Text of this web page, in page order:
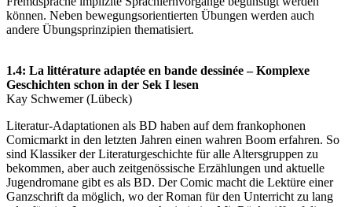
können. Neben bewegungsorientierten Übungen werden auch
andere Übungsprinzipien thematisiert.
1.4: La littérature adaptée en bande dessinée – Komplexe
Geschichten schon in der Sek I lesen
Kay Schwemer (Lübeck)
Literatur-Adaptationen als BD haben auf dem frankophonen
Comicmarkt in den letzten Jahren einen wahren Boom erfahren. So
sind Klassiker der Literaturgeschichte für alle Altersgruppen zu
bekommen, aber auch zeitgenössische Erzählungen und aktuelle
Jugendromane gibt es als BD. Der Comic macht die Lektüre einer
Ganzschrift da möglich, wo der Roman für den Unterricht zu lang